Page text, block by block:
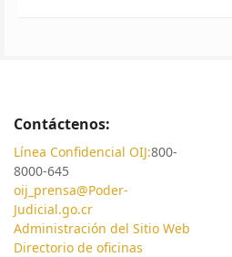
Contáctenos:
Línea Confidencial OIJ:800-
8000-645
oij_prensa@Poder-
Judicial.go.cr
Administración del Sitio Web
Directorio de oficinas